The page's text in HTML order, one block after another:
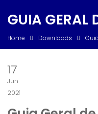
GUIA GERAL
Home Downloads
17
Jun
2021